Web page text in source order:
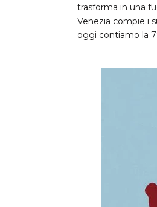
trasforma in una
Venezia compie i
oggi contiamo la